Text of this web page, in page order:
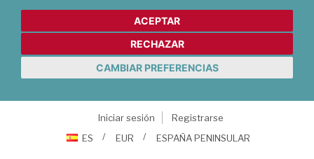
ACEPTAR
RECHAZAR
CAMBIAR PREFERENCIAS
Iniciar sesión
Registrarse
ES
EUR ESPAÑA PENINSULAR